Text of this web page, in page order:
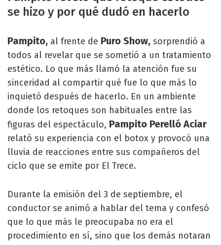
se hizo y por qué dudó en hacerlo
Pampito, al frente de Puro Show, sorprendió a
todos al revelar que se sometió a un tratamiento
estético. Lo que más llamó la atención fue su
sinceridad al compartir qué fue lo que más lo
inquietó después de hacerlo. En un ambiente
donde los retoques son habituales entre las
figuras del espectáculo, Pampito Perelló Aciar
relató su experiencia con el botox y provocó una
lluvia de reacciones entre sus compañeros del
ciclo que se emite por El Trece.
Durante la emisión del 3 de septiembre, el
conductor se animó a hablar del tema y confesó
que lo que más le preocupaba no era el
procedimiento en sí, sino que los demás notaran